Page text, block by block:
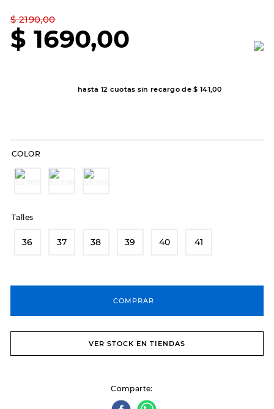
$ 2190,00
$ 1690,00
hasta 12 cuotas sin recargo de$ 141,00
COLOR
Talles
36 37 38 39 40 41
COMPRAR
VER STOCK EN TIENDAS
Comparte